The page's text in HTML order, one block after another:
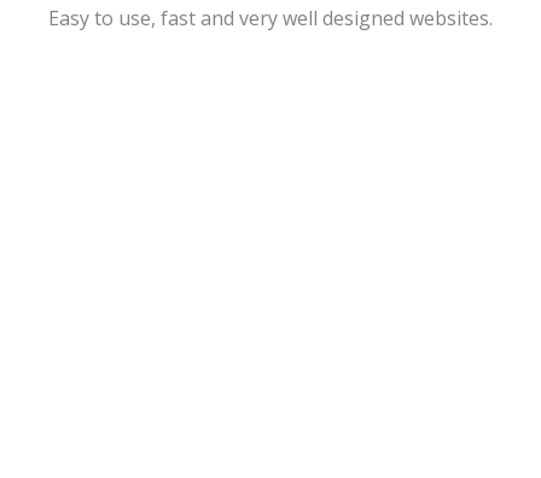
Easy to use, fast and very well designed websites.